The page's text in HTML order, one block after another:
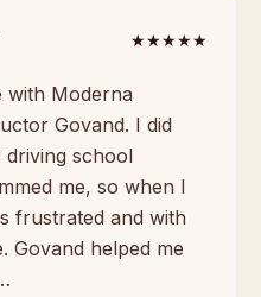
★★★★★
with Moderna
Govand. I did
driving school
me, so when I
frustrated and with
Govand helped me